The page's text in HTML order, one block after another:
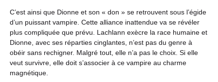
C’est ainsi que Dionne et son « don » se retrouvent sous l’égide
d’un puissant vampire. Cette alliance inattendue va se révéler
plus compliquée que prévu. Lachlann exècre la race humaine et
Dionne, avec ses réparties cinglantes, n’est pas du genre à
obéir sans rechigner. Malgré tout, elle n’a pas le choix. Si elle
veut survivre, elle doit s’associer à ce vampire au charme
magnétique.